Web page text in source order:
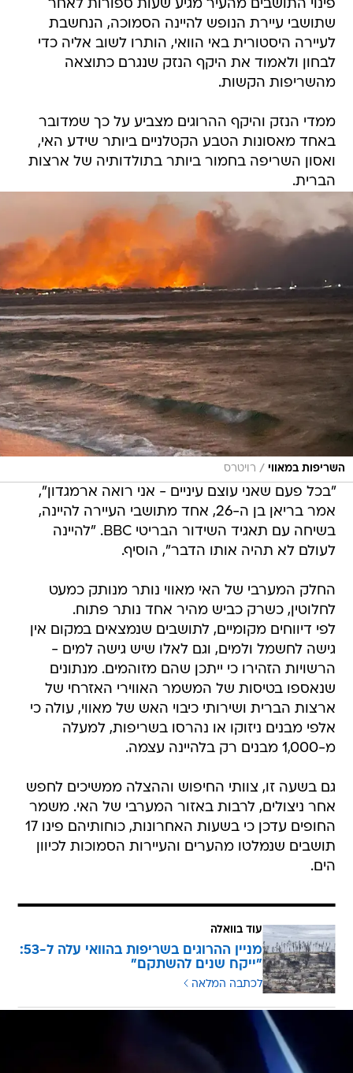
פינוי התושבים מהעיר מגיע שעות ספורות לאחר
שתושבי עיירת הנופש להיינה הסמוכה, הנחשבת
לעיירה היסטורית באי הוואי, הותרו לשוב אליה כדי
לבחון ולאמוד את היקף הנזק שנגרם כתוצאה
מהשריפות הקשות.
ממדי הנזק והיקף ההרוגים מצביע על כך שמדובר
באחד מאסונות הטבע הקטלניים ביותר שידע האי,
ואסון השריפה בחמור ביותר בתולדותיה של ארצות
הברית.
השריפות במאווי / רויטרס
"בכל פעם שאני עוצם עיניים - אני רואה ארמגדון",
אמר בריאן בן ה-26, אחד מתושבי העיירה להיינה,
בשיחה עם תאגיד השידור הבריטי BBC. "להיינה
לעולם לא תהיה אותו הדבר", הוסיף.
החלק המערבי של האי מאווי נותר מנותק כמעט
לחלוטין, כשרק כביש מהיר אחד נותר פתוח.
לפי דיווחים מקומיים, לתושבים שנמצאים במקום אין
גישה לחשמל ולמים, וגם לאלו שיש גישה למים -
הרשויות הזהירו כי ייתכן שהם מזוהמים. מנתונים
שנאספו בטיסות של המשמר האווירי האזרחי של
ארצות הברית ושירותי כיבוי האש של מאווי, עולה כי
אלפי מבנים ניזוקו או נהרסו בשריפות, למעלה
מ-1,000 מבנים רק בלהיינה עצמה.
גם בשעה זו, צוותי החיפוש וההצלה ממשיכים לחפש
אחר ניצולים, לרבות באזור המערבי של האי. משמר
החופים עדכן כי בשעות האחרונות, כוחותיהם פינו 17
תושבים שנמלטו מהערים והעיירות הסמוכות לכיוון
הים.
עוד בוואלה
מניין ההרוגים בשריפות בהוואי עלה ל-53:
"ייקח שנים להשתקם"
לכתבה המלאה